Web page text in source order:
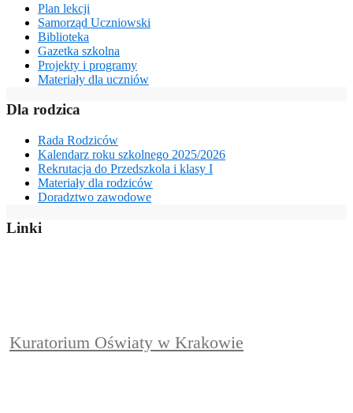
Plan lekcji
Samorząd Uczniowski
Biblioteka
Gazetka szkolna
Projekty i programy
Materiały dla uczniów
Dla rodzica
Rada Rodziców
Kalendarz roku szkolnego 2025/2026
Rekrutacja do Przedszkola i klasy I
Materiały dla rodziców
Doradztwo zawodowe
Linki
Kuratorium Oświaty w Krakowie